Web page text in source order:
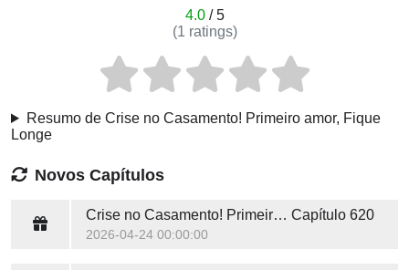
4.0/ 5
(1 ratings)
Resumo de Crise no Casamento! Primeiro amor, Fique
Longe
Novos Capítulos
Crise no Casamento! Primeiro amor, Fique Longe Capítulo 620
2026-04-24 00:00:00